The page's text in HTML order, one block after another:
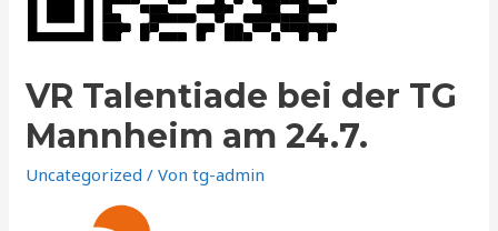
VR Talentiade bei der TG
Mannheim am 24.7.
Uncategorized / Vontg-admin